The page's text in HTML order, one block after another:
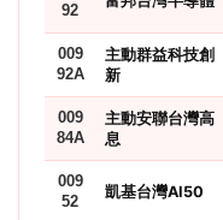
92
009
92A
主動群益科技創
新
009
84A
主動安聯台灣高
息
009
52
凱基台灣AI50